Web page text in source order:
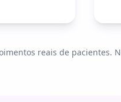
reais de pacientes.